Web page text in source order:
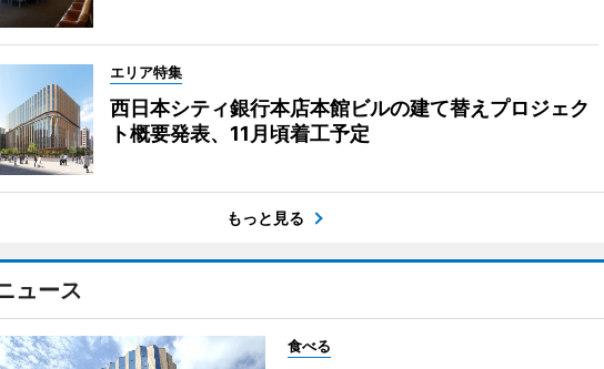
エリア特集
西日本シティ銀行本店本館ビルの建て替えプロジェク
ト概要発表、11月頃着工予定
もっと見る
ュース
食べる